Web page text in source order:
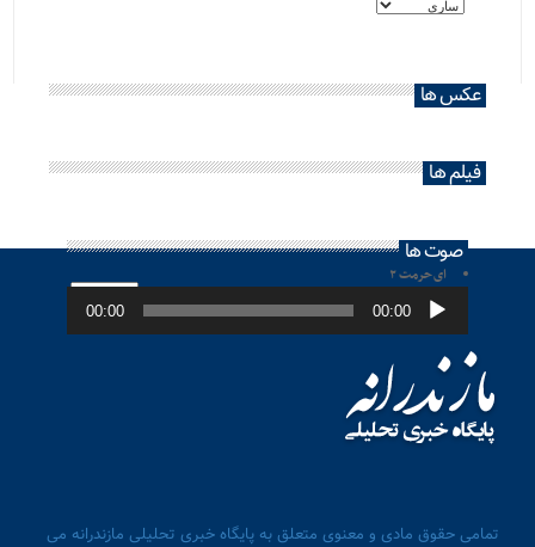
عکس ها
فیلم ها
صوت ها
ای حرمت ۲
پخش‌کننده
صوت 00:00
00:00
تمامی حقوق مادی و معنوی متعلق به پایگاه خبری تحلیلی مازندرانه می